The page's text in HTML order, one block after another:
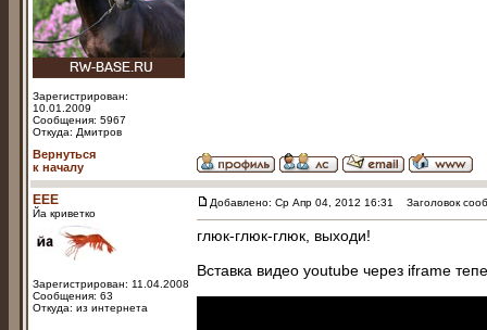
Зарегистрирован:
10.01.2009
Сообщения: 5967
Откуда: Дмитров
Вернуться
к началу
EEE
Йа криветко
Зарегистрирован: 11.04.2008
Сообщения: 63
Откуда: из интернета
Добавлено: Ср Апр 04, 2012 16:31 Заголовок
глюк-глюк-глюк, выходи!
Вставка видео youtube через iframe